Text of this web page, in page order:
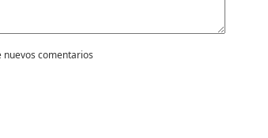
comentarios